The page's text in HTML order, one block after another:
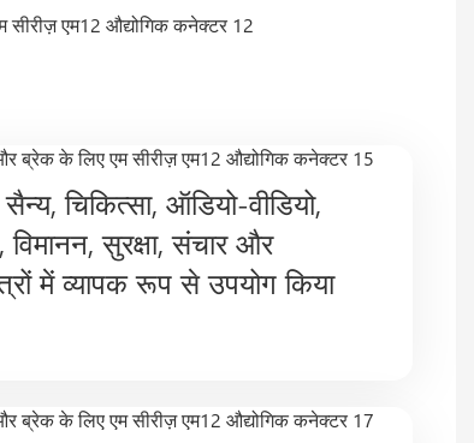
सैन्य, चिकित्सा, ऑडियो-वीडियो,
विमानन, सुरक्षा, संचार और
में व्यापक रूप से उपयोग किया